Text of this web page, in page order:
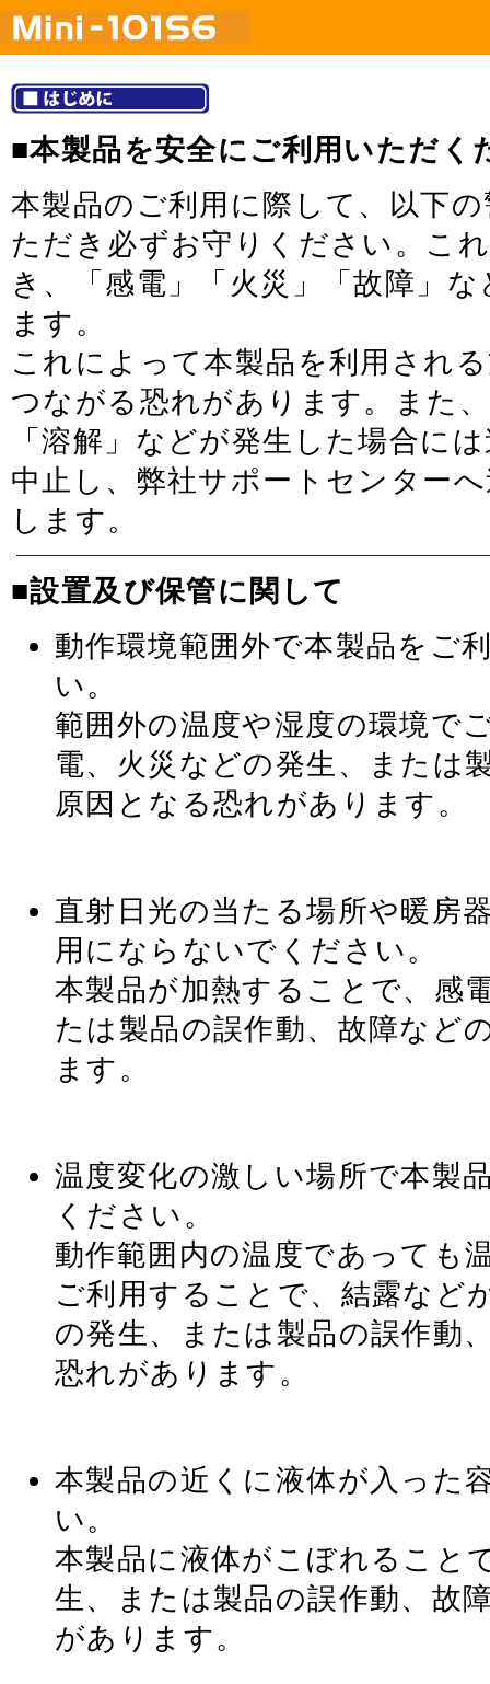
■本製品を安全にご利用いただく
本製品のご利用に際して、以下
ただき必ずお守りください。こ
き、「感電」「火災」「故障」
ます。
これによって本製品を利用され
つながる恐れがあります。また
「溶解」などが発生した場合に
中止し、弊社サポートセンター
します。
■設置及び保管に関して
動作環境範囲外で本製品をご
い。
範囲外の温度や湿度の環境で
電、火災などの発生、または
原因となる恐れがあります。
直射日光の当たる場所や暖房
用にならないでください。
本製品が加熱することで、感
たは製品の誤作動、故障など
ます。
温度変化の激しい場所で本製
ください。
動作範囲内の温度であっても
ご利用することで、結露など
の発生、または製品の誤作動
恐れがあります。
本製品の近くに液体が入った
い。
本製品に液体がこぼれること
生、または製品の誤作動、故
があります。